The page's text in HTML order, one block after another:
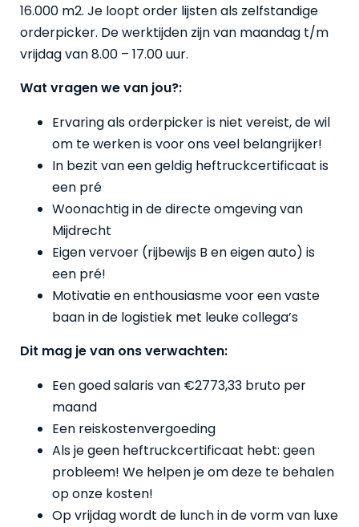
16.000 m2. Je loopt order lijsten als zelfstandige
orderpicker. De werktijden zijn van maandag t/m
vrijdag van 8.00 – 17.00 uur.
Wat vragen we van jou?:
Ervaring als orderpicker is niet vereist, de wil
om te werken is voor ons veel belangrijker!
In bezit van een geldig heftruckcertificaat is
een pré
Woonachtig in de directe omgeving van
Mijdrecht
Eigen vervoer (rijbewijs B en eigen auto) is
een pré!
Motivatie en enthousiasme voor een vaste
baan in de logistiek met leuke collega’s
Dit mag je van ons verwachten:
Een goed salaris van €2773,33 bruto per
maand
Een reiskostenvergoeding
Als je geen heftruckcertificaat hebt: geen
probleem! We helpen je om deze te behalen
op onze kosten!
Op vrijdag wordt de lunch in de vorm van luxe